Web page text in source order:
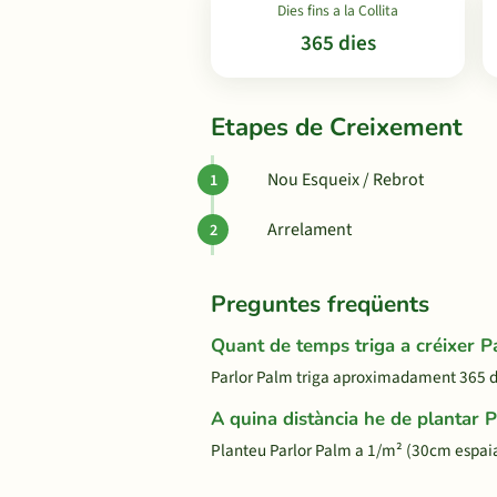
Dies fins a la Collita
365 dies
Etapes de Creixement
Nou Esqueix / Rebrot
Arrelament
Preguntes freqüents
Quant de temps triga a créixer
Parlor Palm triga aproximadament 365
A quina distància he de plantar
Planteu Parlor Palm a 1/m² (30cm